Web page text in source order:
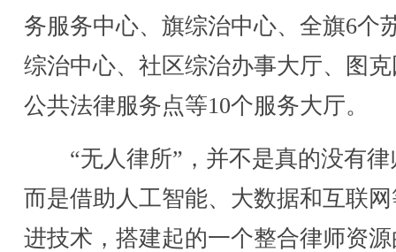
务服务中心、旗综治中心、全旗6个
综治中心、社区综治办事大厅、图
公共法律服务点等10个服务大厅。
“无人律所”，并不是真的没有律
而是借助人工智能、大数据和互联
进技术，搭建起的一个整合律师资